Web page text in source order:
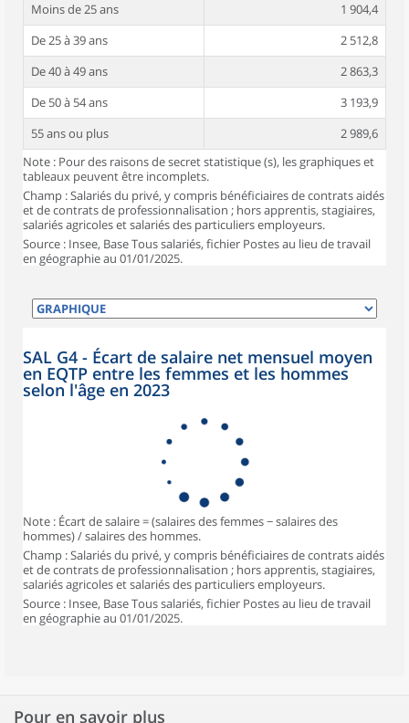
Moins de 25 ans
1 904,4
De 25 à 39 ans
2 512,8
De 40 à 49 ans
2 863,3
De 50 à 54 ans
3 193,9
55 ans ou plus
2 989,6
Note : Pour des raisons de secret statistique (s), les graphiques et
tableaux peuvent être incomplets.
Champ : Salariés du privé, y compris bénéficiaires de contrats aidés
et de contrats de professionnalisation ; hors apprentis, stagiaires,
salariés agricoles et salariés des particuliers employeurs.
Source : Insee, Base Tous salariés, fichier Postes au lieu de travail
en géographie au 01/01/2025.
SAL G4 - Écart de salaire net mensuel moyen
en EQTP entre les femmes et les hommes
selon l'âge en 2023
Note : Écart de salaire = (salaires des femmes − salaires des
hommes) / salaires des hommes.
Champ : Salariés du privé, y compris bénéficiaires de contrats aidés
et de contrats de professionnalisation ; hors apprentis, stagiaires,
salariés agricoles et salariés des particuliers employeurs.
Source : Insee, Base Tous salariés, fichier Postes au lieu de travail
en géographie au 01/01/2025.
Pour en savoir plus